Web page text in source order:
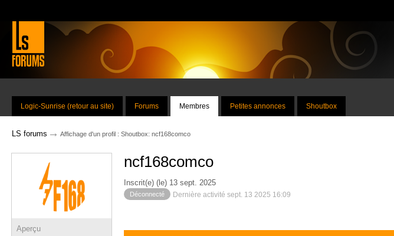
Logic-Sunrise (retour au site) Forums Membres Petites annonces Shoutbox
LS forums → Affichage d'un profil : Shoutbox: ncf168comco
Aperçu
ncf168comco
Inscrit(e) (le) 13 sept. 2025
Déconnecté Dernière activité sept. 13 2025 16:09